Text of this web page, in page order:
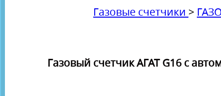
Газовые счетчики >
Газовый счетчик АГАТ G16 с